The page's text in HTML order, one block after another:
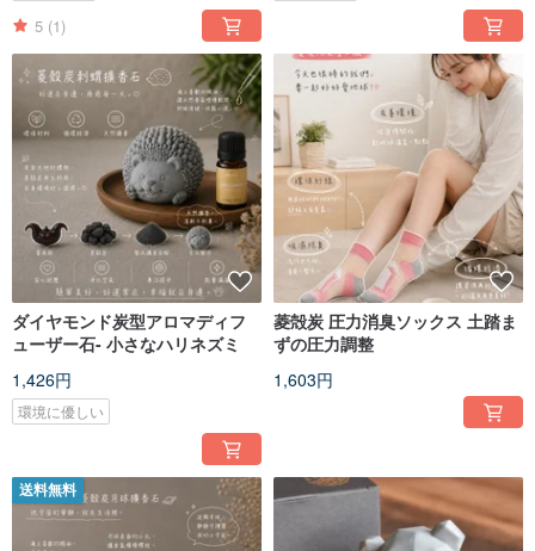
5 (1)
ダイヤモンド炭型アロマディフ
ューザー石- 小さなハリネズミ
1,426円
環境に優しい
菱殻炭 圧力消臭ソックス 土踏ま
ずの圧力調整
1,603円
送料無料